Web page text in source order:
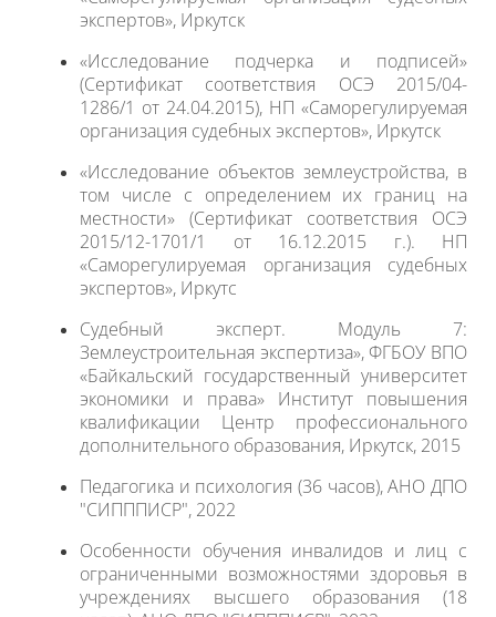
экспертов», Иркутск
«Исследование подчерка и подписей»
(Сертификат соответствия ОСЭ 2015/04-
1286/1 от 24.04.2015), НП «Саморегулируемая
организация судебных экспертов», Иркутск
«Исследование объектов землеустройства, в
том числе с определением их границ на
местности» (Сертификат соответствия ОСЭ
2015/12-1701/1 от 16.12.2015 г.). НП
«Саморегулируемая организация судебных
экспертов», Иркутс
Судебный эксперт. Модуль 7:
Землеустроительная экспертиза», ФГБОУ ВПО
«Байкальский государственный университет
экономики и права» Институт повышения
квалификации Центр профессионального
дополнительного образования, Иркутск, 2015
Педагогика и психология (36 часов), АНО ДПО
"СИПППИСР", 2022
Особенности обучения инвалидов и лиц с
ограниченными возможностями здоровья в
учреждениях высшего образования (18